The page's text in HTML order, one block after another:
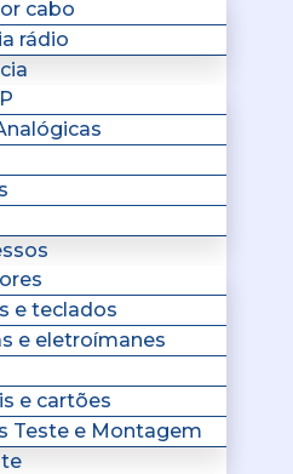
cabo
rádio
e teclados
e eletroímanes
e cartões
Teste e Montagem